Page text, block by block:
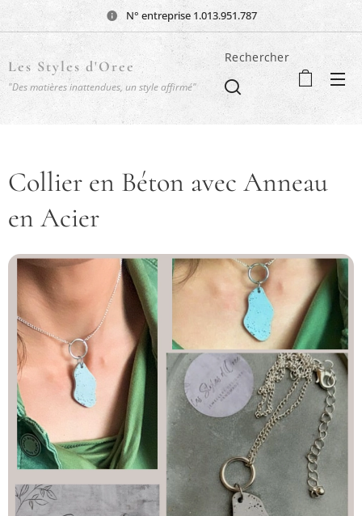
N° entreprise 1.013.951.787
Les Styles d'Oree
"Des matières inattendues, un style affirmé"
Rechercher
Collier en Béton avec Anneau
en Acier